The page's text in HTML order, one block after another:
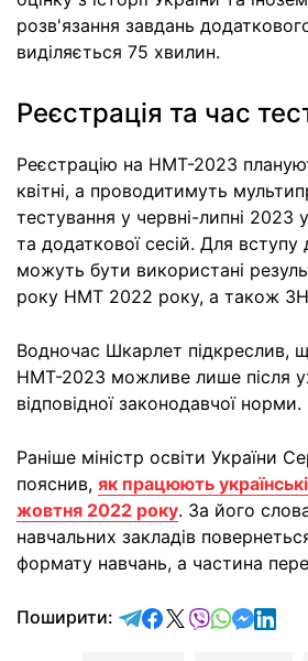
розв'язання завдань
виділяється 75 хвилин.
Реєстрація та час
Реєстрацію на НМТ-2023
квітні, а проводитимуть
тестування у червні-липні 2023
та додаткової сесій. Для
можуть бути використані
року НМТ 2022 року, а також
Водночас Шкарлет підкреслив,
НМТ-2023 можливе лише після
відповідної законодавчої норми.
Раніше міністр освіти України
пояснив, як працюють
жовтня 2022 року. За його
навчальних закладів
формату навчань, а частина
Поширити: відправити у
поділитись у
поділитись у X
відправити